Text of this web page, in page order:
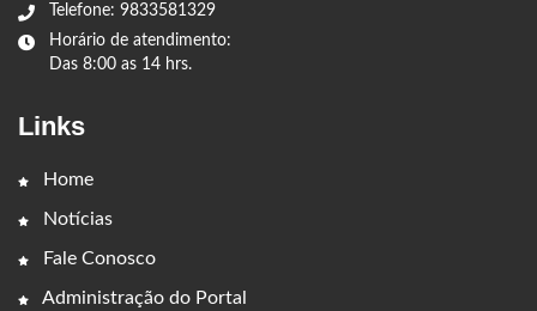
Telefone: 9833581329
Horário de atendimento:
Das 8:00 as 14 hrs.
Links
Home
Notícias
Fale Conosco
Administração do Portal